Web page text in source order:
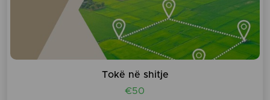
Tokë në shitje
€50